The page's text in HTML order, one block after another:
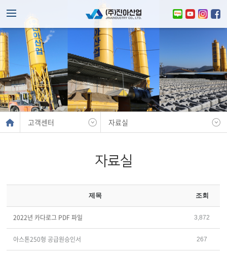
고객센터 자료실
자료실
제목 조회
2022년 카다로그 PDF 파일 3,872
아스톤250형 공급원승인서 267